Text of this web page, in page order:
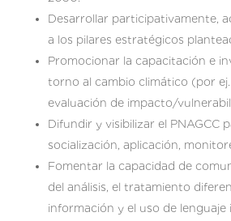
Desarrollar participativamente,
a los pilares estratégicos
Promocionar la capacitación e
torno al cambio climático (por
evaluación de impacto/
Difundir y visibilizar el PNAGCC
socialización, aplicación,
Fomentar la capacidad de
del análisis, el tratamiento
información y el uso de lenguaje